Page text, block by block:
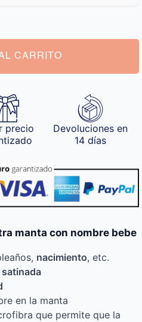
CARRITO
precio
Devoluciones en
14 días
manta con nombre bebe
nacimiento, etc.
satinada
en la manta
que permite que la